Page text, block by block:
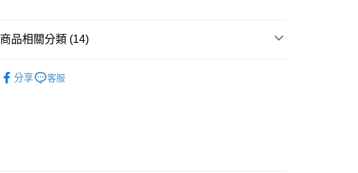
【繳款方式說明】
1.分期款項不併入電信帳單，「大哥付你分期」於每月結算日後寄送繳費提
帳／街口支付／iPASS MONEY」等通路繳費。
每筆NT$80，滿NT$1,500(含以上)免運費
每筆NT$80，滿NT$1,500(含以上)免運費
商品相關分類 (14)
分享 客服